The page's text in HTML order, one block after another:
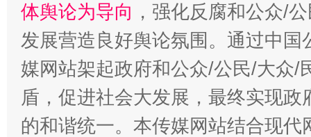
体舆论为导向 ，强化反腐和公众/
发展营造良好舆论氛围。通过中
媒网站架起政府和公众/公民/大众/
盾，促进社会大发展，最终实现
的和谐统一。本传媒网站结合现